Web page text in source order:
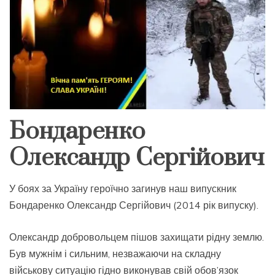
Бондаренко
Олександр Сергійович
У боях за Україну героїчно загинув наш випускник
Бондаренко Олександр Сергійович (2014 рік випуску).
Олександр добровольцем пішов захищати рідну землю.
Був мужнім і сильним, незважаючи на складну
військову ситуацію гідно виконував свій обов’язок